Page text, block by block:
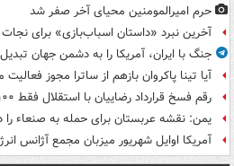
حرم امیرالمومنین محیای آخر صفر شد
آخرین نبرد «داستان اسباب‌بازی» برای
جنگ با ایران، آمریکا را به دشمن جهان
آیا تینا پاکروان بازهم از ساترا مجوز
رقم فسخ قرارداد رضاییان با استقلال فقط ۱۰۰میلیون تومان!
یمن: نقشه عربستان برای حمله به صنعاء را
آمریکا اوایل شهریور میزبان مجمع آژانس